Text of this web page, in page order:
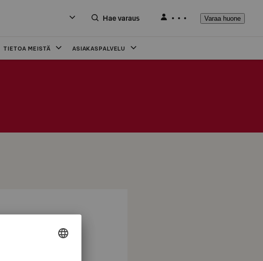
Hae varaus Varaa huone
TIETOA MEISTÄ ASIAKASPALVELU